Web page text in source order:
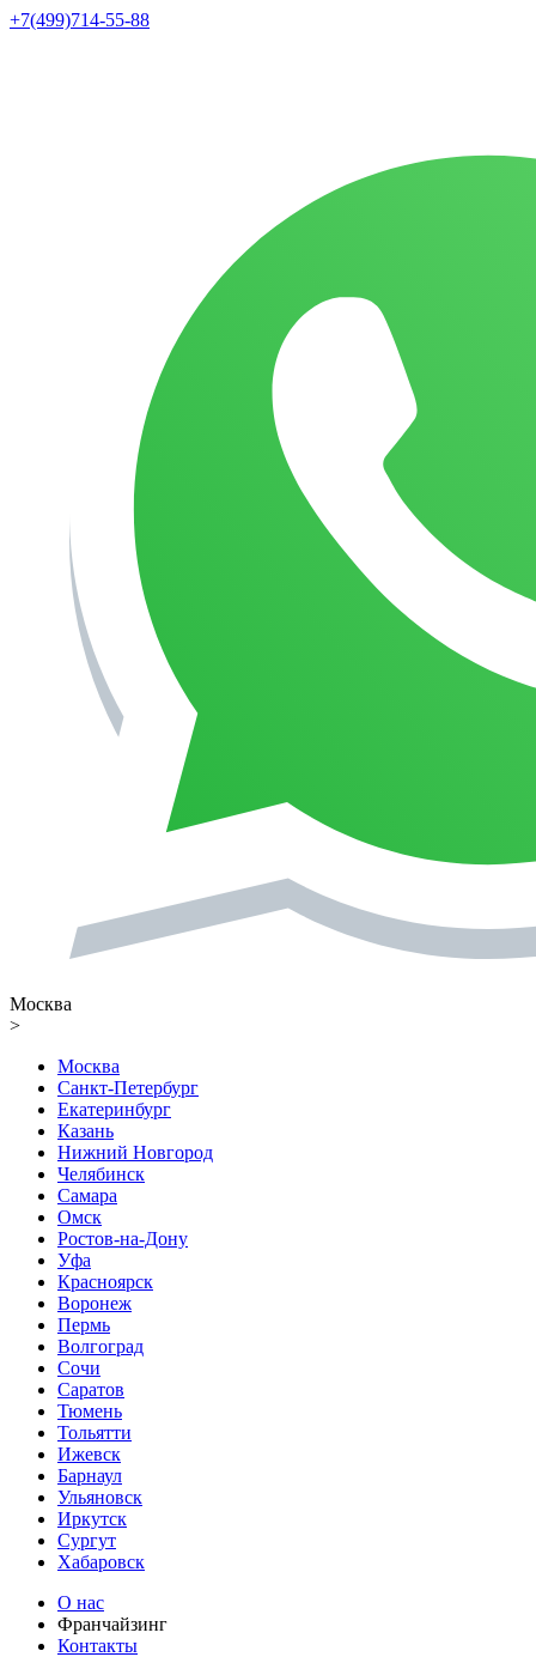
+7(499)714-55-88
Москва
>
Москва
Санкт-Петербург
Екатеринбург
Казань
Нижний Новгород
Челябинск
Самара
Омск
Ростов-на-Дону
Уфа
Красноярск
Воронеж
Пермь
Волгоград
Сочи
Саратов
Тюмень
Тольятти
Ижевск
Барнаул
Ульяновск
Иркутск
Сургут
Хабаровск
О нас
Франчайзинг
Контакты